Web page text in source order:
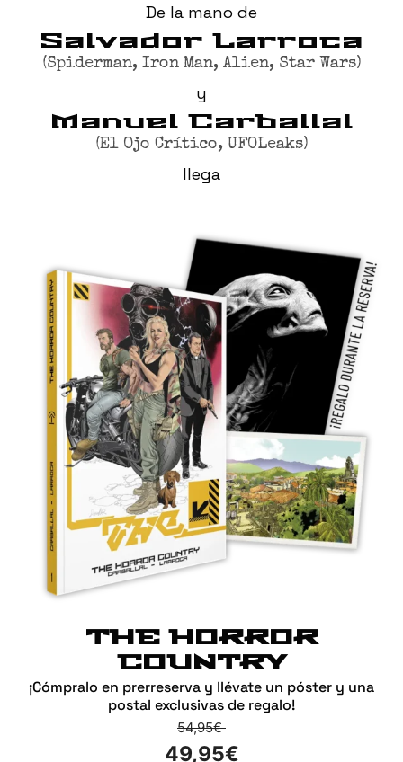
De la mano de
Salvador Larroca
(Spiderman, Iron Man, Alien, Star Wars)
y
Manuel Carballal
(El Ojo Crítico, UFOLeaks)
llega
THE HORROR
COUNTRY
¡Cómpralo en prerreserva y llévate un póster y una
postal exclusivas de regalo!
54,95€
49,95€